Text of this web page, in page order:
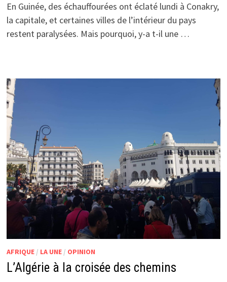
En Guinée, des échauffourées ont éclaté lundi à Conakry,
la capitale, et certaines villes de l’intérieur du pays
restent paralysées. Mais pourquoi, y-a t-il une …
AFRIQUE/ LA UNE/ OPINION
L’Algérie à la croisée des chemins